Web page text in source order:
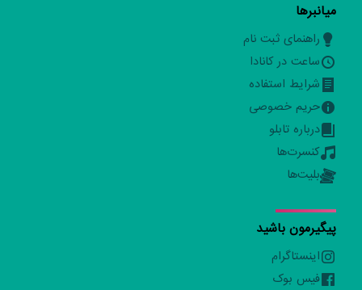
میانبرها
راهنمای ثبت نام
ساعت در کانادا
شرایط استفاده
حریم خصوصی
درباره تابلو
کنسرت‌ها
بلیت‌ها
پیگیرمون باشید
اینستاگرام
فیس بوک